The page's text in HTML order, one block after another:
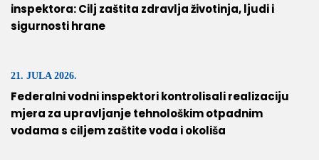
inspektora: Cilj zaštita zdravlja životinja, ljudi i
sigurnosti hrane
21. JULA 2026.
Federalni vodni inspektori kontrolisali realizaciju
mjera za upravljanje tehnološkim otpadnim
vodama s ciljem zaštite voda i okoliša